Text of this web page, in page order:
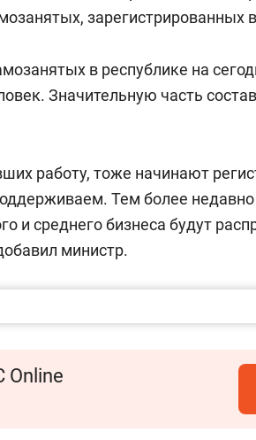
зарегистрированных
в республике на
Значительную часть
работу, тоже начинают
Тем более
и среднего бизнеса будут
министр.
Online